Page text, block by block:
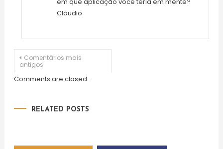
Cláudio
Navegação
de
comentários
Comentários mais
antigos
Comments are closed.
RELATED POSTS